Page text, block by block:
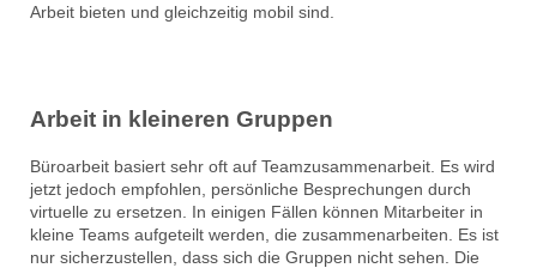
Arbeit bieten und gleichzeitig mobil sind.
Arbeit in kleineren Gruppen
Büroarbeit basiert sehr oft auf Teamzusammenarbeit. Es wird
jetzt jedoch empfohlen, persönliche Besprechungen durch
virtuelle zu ersetzen. In einigen Fällen können Mitarbeiter in
kleine Teams aufgeteilt werden, die zusammenarbeiten. Es ist
nur sicherzustellen, dass sich die Gruppen nicht sehen. Die